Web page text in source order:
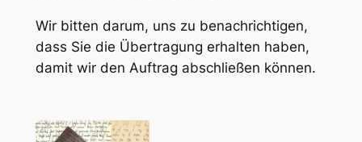
Wir bitten darum, uns zu benachrichtigen,
dass Sie die Übertragung erhalten haben,
damit wir den Auftrag abschließen können.